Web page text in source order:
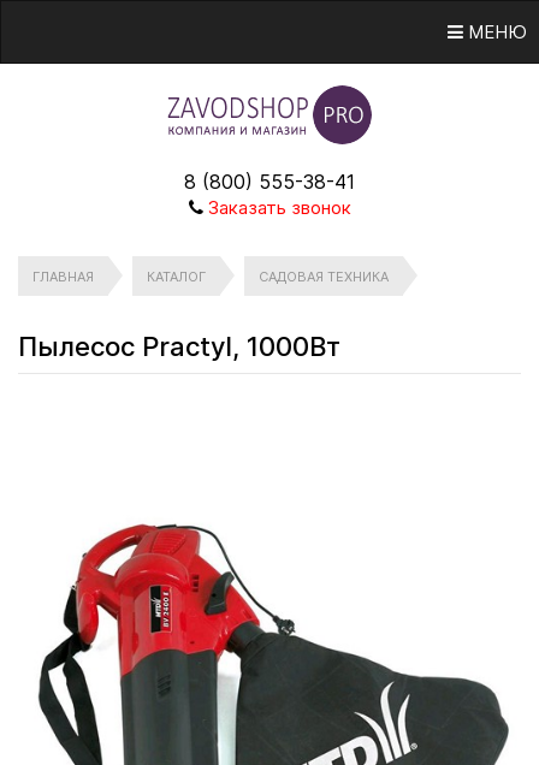
МЕНЮ
8 (800) 555-38-41
Заказать звонок
ГЛАВНАЯ КАТАЛОГ САДОВАЯ ТЕХНИКА
Пылесос Practyl, 1000Вт